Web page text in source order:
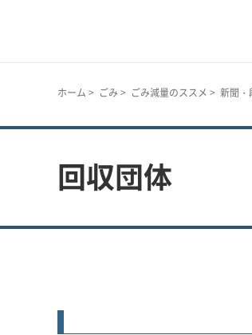
ホーム > ごみ > ごみ減量のススメ > 新聞・
回収団体